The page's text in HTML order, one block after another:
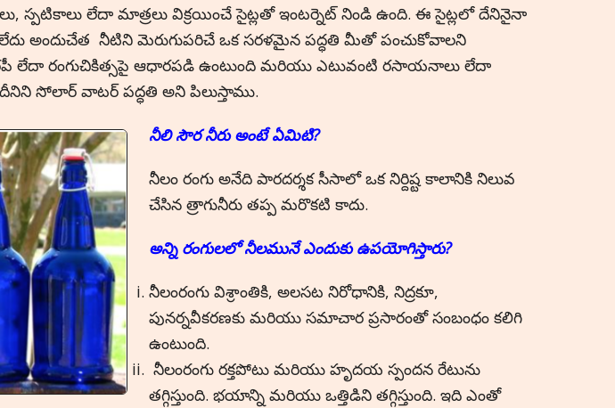
స్పటికాలు లేదా మాత్రలు విక్రయించే సైట్లతో ఇంటర్నెట్ నిండి ఉంది. ఈ సైట్లలో దేనినైనా
అందుచేత నీటిని మెరుగుపరిచే ఒక సరళమైన పద్ధతి మీతో పంచుకోవాలని
లేదా రంగుచికిత్సపై ఆధారపడి ఉంటుంది మరియు ఎటువంటి రసాయనాలు లేదా
సోలార్ వాటర్ పద్ధతి అని పిలుస్తాము.
నీలి సౌర నీరు అంటే ఏమిటి?
నీలం రంగు అనేది పారదర్శక సీసాలో ఒక నిర్దిష్ట కాలానికి నిలువ
చేసిన త్రాగునీరు తప్ప మరొకటి కాదు.
అన్ని రంగులలోనీలమునేఎందుకు ఉపయోగిస్తారు?
నీలంరంగు విశ్రాంతికి, అలసట నిరోధానికి, నిద్రకూ,
పునర్నవీకరణకు మరియు సమాచార ప్రసారంతో సంబంధం కలిగి
ఉంటుంది.
నీలంరంగు రక్తపోటు మరియు హృదయ స్పందన రేటును
తగ్గిస్తుంది. భయాన్ని మరియు ఒత్తిడిని తగ్గిస్తుంది. ఇది ఎంతో